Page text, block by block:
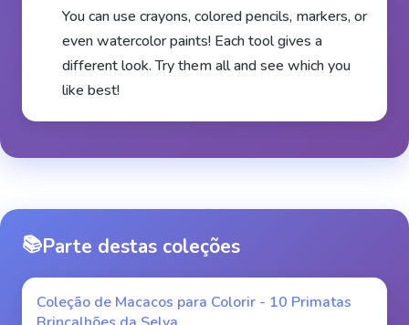
You can use crayons, colored pencils, markers, or
even watercolor paints! Each tool gives a
different look. Try them all and see which you
like best!
📚Parte destas coleções
Coleção de Macacos para Colorir - 10 Primatas